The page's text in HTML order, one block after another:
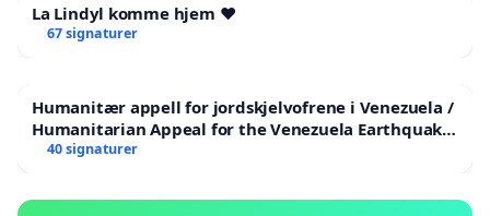
La Lindyl komme hjem ❤️
67 signaturer
Humanitær appell for jordskjelvofrene i Venezuela /
Humanitarian Appeal for the Venezuela Earthquake
Victims
40 signaturer